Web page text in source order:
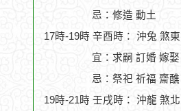
忌：修造 動土
17時-19時 辛酉時： 沖兔 煞
宜：求嗣 訂婚 嫁
忌：祭祀 祈福 齋
19時-21時 壬戌時： 沖龍 煞